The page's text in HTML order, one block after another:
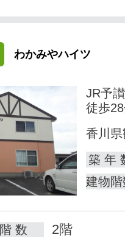
わかみやハイツ
JR予
徒歩
香川
築 年
建物階
階 数 2階